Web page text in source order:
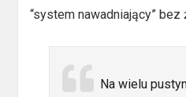
“system nawadniający”
Na wielu